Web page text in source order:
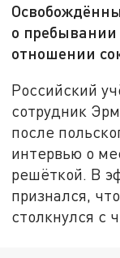
о
отношении
Российский
сотрудник
после
интервью о
решёткой. В
признался,
столкнулся с